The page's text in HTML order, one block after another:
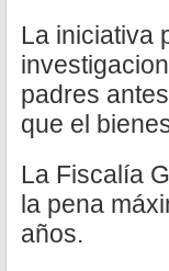
La iniciativa
padres
que el
La Fiscalía
la pena
años.